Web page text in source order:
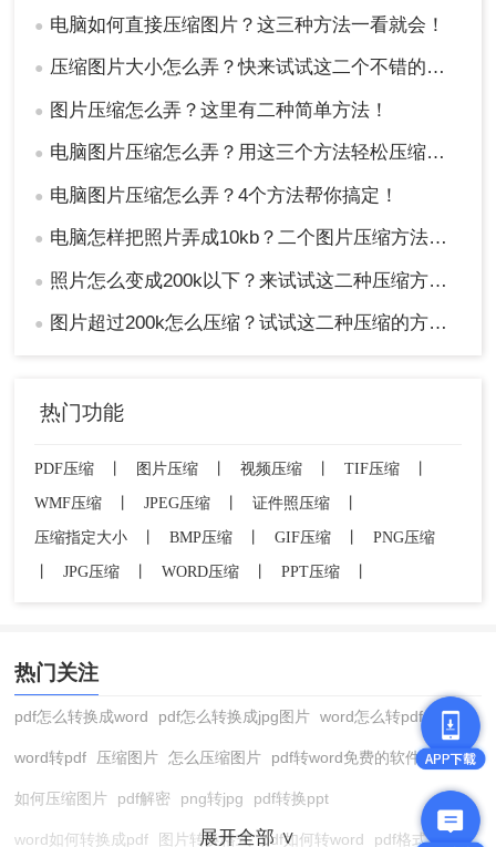
● 电脑如何直接压缩图片？这三种方法一看就会！
● 压缩图片大小怎么弄？快来试试这二个不错的方法！
● 图片压缩怎么弄？这里有二种简单方法！
● 电脑图片压缩怎么弄？用这三个方法轻松压缩图片！简单快速！
● 电脑图片压缩怎么弄？4个方法帮你搞定！
● 电脑怎样把照片弄成10kb？二个图片压缩方法分享给你！
● 照片怎么变成200k以下？来试试这二种压缩方法！
● 图片超过200k怎么压缩？试试这二种压缩的方法！
热门功能
PDF压缩 图片压缩 视频压缩 TIF压缩
WMF压缩
JPEG压缩 证件照压缩
压缩指定大小
BMP压缩 GIF压缩
PNG压缩
JPG压缩 WORD压缩 PPT压缩
热门关注
pdf怎么转换成word pdf怎么转换成jpg图片 word怎么转pdf
word转pdf 压缩图片 怎么压缩图片 pdf转word免费的软件
如何压缩图片 pdf解密 png转jpg pdf转换ppt
word如何转换成pdf 图片转换格式 pdf如何转word pdf格式转换
展开全部 ∨